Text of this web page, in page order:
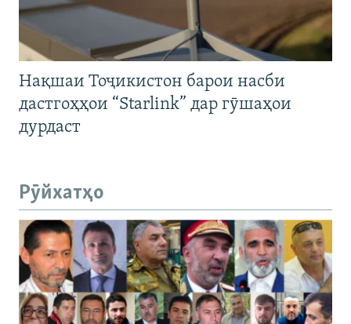
Нақшаи Тоҷикистон барои насби
дастгоҳҳои “Starlink” дар гӯшаҳои
дурдаст
Рӯйхатҳо